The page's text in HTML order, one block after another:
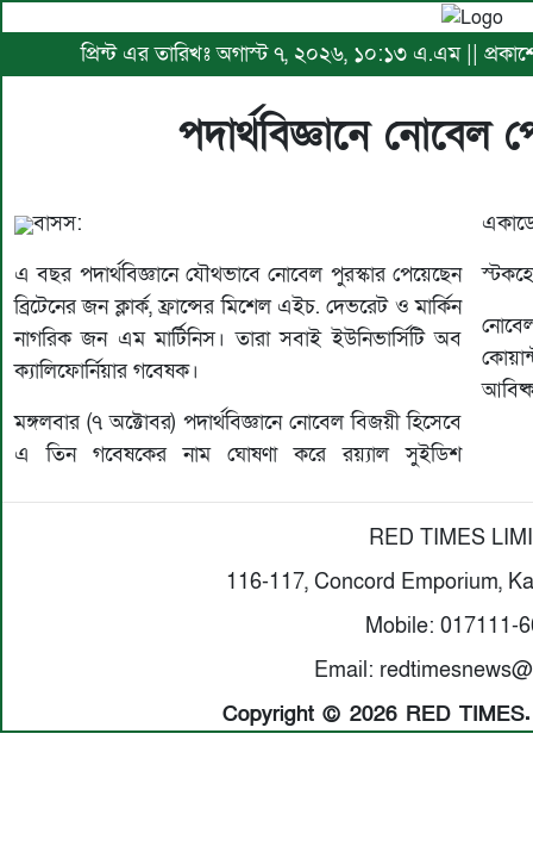
প্রিন্ট এর তারিখঃ অগাস্ট ৭, ২০২৬, ১০:১৩ এ.এম ||
পদার্থবিজ্ঞানে
বাসস:
এ বছর পদার্থবিজ্ঞানে যৌথভাবে নোবেল পুরস্কার পেয়েছেন
ব্রিটেনের জন ক্লার্ক, ফ্রান্সের মিশেল এইচ. দেভরেট ও মার্কিন
নাগরিক জন এম মার্টিনিস। তারা সবাই ইউনিভার্সিটি অব
ক্যালিফোর্নিয়ার গবেষক।
মঙ্গলবার (৭ অক্টোবর) পদার্থবিজ্ঞানে নোবেল বিজয়ী হিসেবে
এ তিন গবেষকের নাম ঘোষণা করে রয়্যাল সুইডিশ
RED TIMES
116-117, Concord Emporium,
Mobile: 017111-
Email:
Copyright © 2026 RED